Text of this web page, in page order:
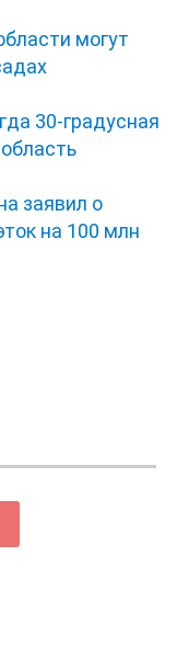
могут
30-градусная
заявил о
на 100 млн